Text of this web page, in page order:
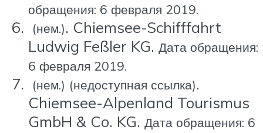
обращения: 6 февраля 2019.
(нем.). Chiemsee-Schifffahrt
Ludwig Feßler KG. Дата обращения:
6 февраля 2019.
(нем.) (недоступная ссылка).
Chiemsee-Alpenland Tourismus
GmbH & Co. KG. Дата обращения: 6